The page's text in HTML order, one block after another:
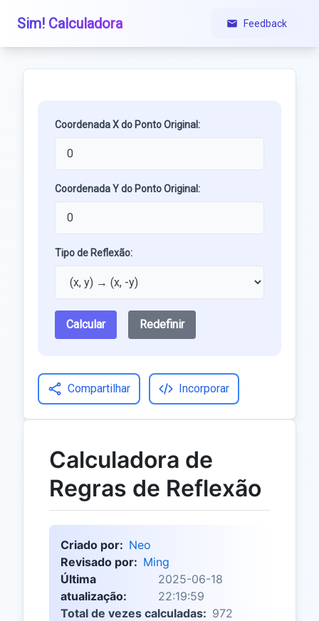
Sim! Calculadora Feedback
Coordenada X do Ponto Original:
Coordenada Y do Ponto Original:
Tipo de Reflexão:
Calcular Redefinir
Compartilhar Incorporar
Calculadora de
Regras de Reflexão
Criado por: Neo
Revisado por: Ming
Última
atualização:
2025-06-18
22:19:59
Total de vezes calculadas: 972